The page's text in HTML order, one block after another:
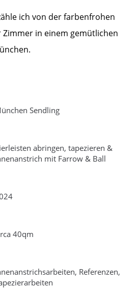
ich von der farbenfrohen
Zimmer in einem gemütlichen
Sendling
abringen, tapezieren &
mit Farrow & Ball
40qm
, Referenzen,